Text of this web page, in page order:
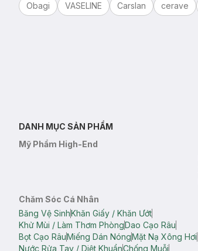
Obagi
VASELINE Carslan cerave
DANH MỤC SẢN PHẨM
Mỹ Phẩm High-End
Chăm Sóc Cá Nhân
Băng Vệ SinhKhăn Giấy / Khăn Ướt
Khử Mùi / Làm Thơm PhòngDao Cạo Râu
Bọt Cạo RâuMiếng Dán NóngMặt Nạ Xông Hơi
Nước Rửa Tay / Diệt KhuẩnChống Muỗi